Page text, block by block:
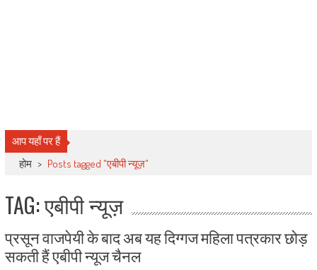
आप यहाँ पर हैं
होम > Posts tagged "एबीपी न्यूज़"
TAG: एबीपी न्यूज़
प्रसून वाजपेयी के बाद अब यह दिग्गज महिला पत्रकार छोड़
सकती हैं एबीपी न्यूज चैनल